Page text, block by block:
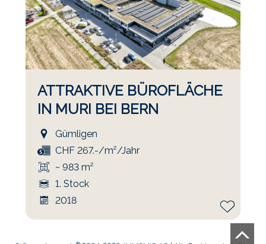
ATTRAKTIVE BÜROFLÄCHE
IN MURI BEI BERN
Gümligen
CHF 267.-/m²/Jahr
~ 983 m²
1. Stock
2018